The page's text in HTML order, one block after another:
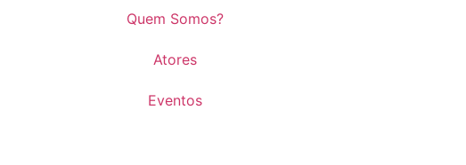
Quem Somos?
Atores
Eventos